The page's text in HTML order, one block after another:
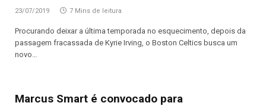
23/07/2019 7 Mins de leitura
Procurando deixar a última temporada no esquecimento, depois da
passagem fracassada de Kyrie Irving, o Boston Celtics busca um
novo…
Marcus Smart é convocado para